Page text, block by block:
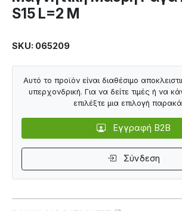
S15 L=2 M
SKU: 065209
Αυτό το προϊόν είναι διαθέσιμο
υπερχονδρική. Για να δείτε τιμές ή να
επιλέξτε μια επιλογή
Εγγραφή B2B
Σύνδεση